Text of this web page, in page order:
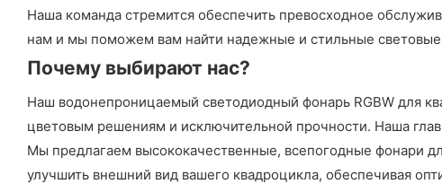
Наша команда стремится обеспечить превосходное
нам и мы поможем вам найти надежные и стильные
Почему выбирают нас?
Наш водонепроницаемый светодиодный фонарь RGBW для
цветовым решениям и исключительной прочности. Наша
Мы предлагаем высококачественные, всепогодные фонари
улучшить внешний вид вашего квадроцикла, обеспечивая